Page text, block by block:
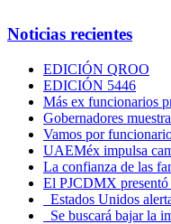
Noticias recientes
EDICIÓN QROO
EDICIÓN 5446
Más ex funcionarios
Gobernadores
Vamos por
UAEMéx impulsa
La confianza de las
El PJCDMX presentó
Estados Unidos
Se buscará bajar la